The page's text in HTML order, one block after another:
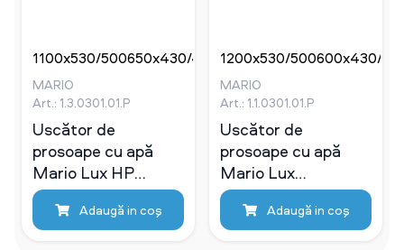
1100x530/500
мм
650x430/400 800x530/500
мм
800x430/400
MARIO
Art.: 1.3.0301.01.P
Uscător de
prosoape cu apă
Mario Lux HP
800x430/400
Adaugă in coş
1200x530/500
мм
600x430/
MARIO
Art.: 1.1.0301.01.P
Uscător de
prosoape cu apă
Mario Lux
600x530/500
Adaugă in coş